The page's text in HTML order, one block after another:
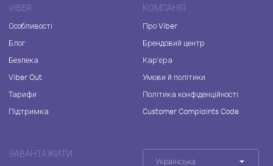
VIBER
Особливості
Блог
Безпека
Viber Out
Тарифи
Підтримка
КОМПАНІЯ
Про Viber
Брендовий центр
Кар'єра
Умови й політики
Політика конфіденційності
Customer Complaints Code
ЗАВАНТАЖИТИ
Українська